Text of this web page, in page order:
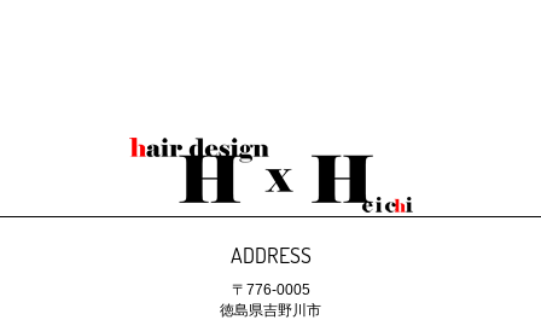
ADDRESS
〒776-0005
徳島県吉野川市